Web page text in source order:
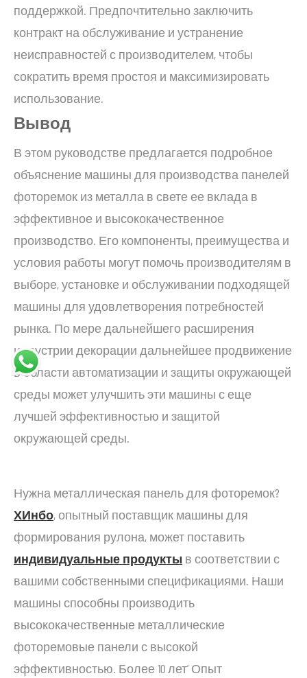
поддержкой. Предпочтительно заключить
контракт на обслуживание и устранение
неисправностей с производителем, чтобы
сократить время простоя и максимизировать
использование.
Вывод
В этом руководстве предлагается подробное
объяснение машины для производства панелей
фоторемок из металла в свете ее вклада в
эффективное и высококачественное
производство. Его компоненты, преимущества и
условия работы могут помочь производителям в
выборе, установке и обслуживании подходящей
машины для удовлетворения потребностей
рынка. По мере дальнейшего расширения
индустрии декорации дальнейшее продвижение
в области автоматизации и защиты окружающей
среды может улучшить эти машины с еще
лучшей эффективностью и защитой
окружающей среды.
Нужна металлическая панель для фоторемок?
ХИнбо, опытный поставщик машины для
формирования рулона, может поставить
индивидуальные продукты в соответствии с
вашими собственными спецификациями. Наши
машины способны производить
высококачественные металлические
фоторемовые панели с высокой
эффективностью. Более 10 лет’ Опыт